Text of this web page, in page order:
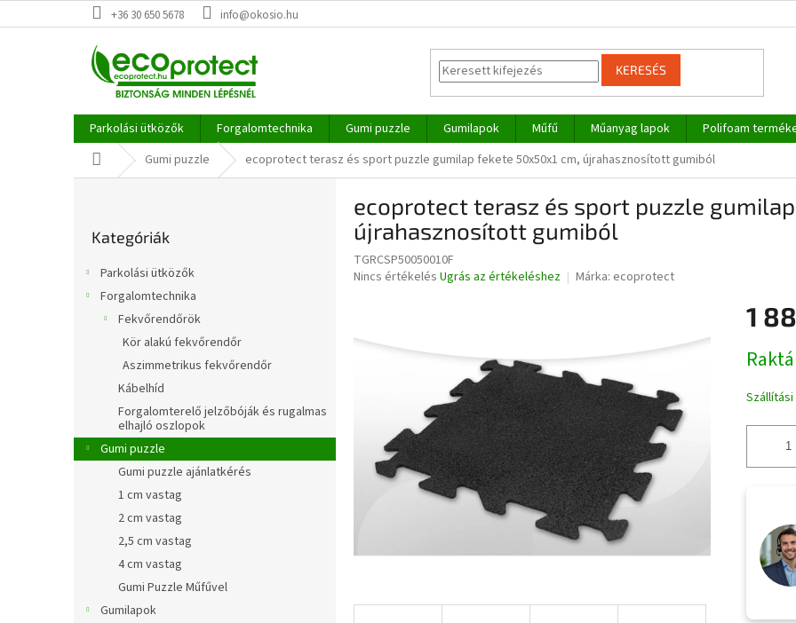
a
+36 30 650 5678 info@okosio.hu
KERESÉS
Parkolási ütközők Forgalomtechnika Gumi puzzle Gumilapok Műfű Műanyag lapok Polifoam
KezdőlapGumi puzzle ecoprotect terasz és sport puzzle gumilap fekete 50x50x1 cm, újrahasznosított gumiból
átugrása
Kategóriák
Parkolási ütközők
Forgalomtechnika
Fekvőrendőrök
Kör alakú fekvőrendőr
Aszimmetrikus fekvőrendőr
Kábelhíd
Forgalomterelő jelzőbóják és rugalmas
elhajló oszlopok
Gumi puzzle
Gumi puzzle ajánlatkérés
1 cm vastag
2 cm vastag
2,5 cm vastag
4 cm vastag
Gumi Puzzle Műfűvel
Gumilapok
ecoprotect terasz és sport puzzle
újrahasznosított gumiból
TGRCSP50050010F
A
5-
Nincs értékelés Ugrás az értékeléshez Márka: ecoprotect
1